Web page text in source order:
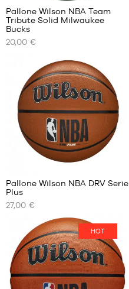
I
NOSTRI
FORMATI
dimensione
Pallone Wilson NBA Team
Tribute Solid Milwaukee
Bucks
20,00 €
I
NOSTRI
DISPONIBILI
dimensione
5
dimensione
8
Pallone Wilson NBA DRV Serie
Plus
27,00 €
HOT